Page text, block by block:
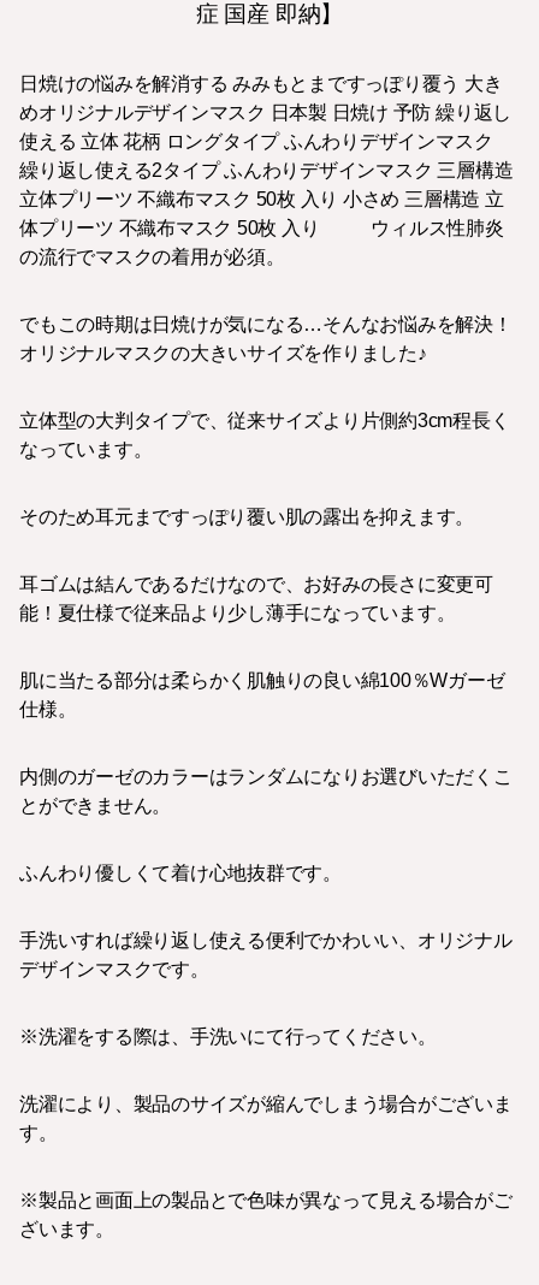
症 国産 即納】
日焼けの悩みを解消する みみもとまですっぽり覆う 大き
めオリジナルデザインマスク 日本製 日焼け 予防 繰り返し
使える 立体 花柄 ロングタイプ ふんわりデザインマスク
繰り返し使える2タイプ ふんわりデザインマスク 三層構造
立体プリーツ 不織布マスク 50枚 入り 小さめ 三層構造 立
体プリーツ 不織布マスク 50枚 入り ウィルス性肺炎
の流行でマスクの着用が必須。
でもこの時期は日焼けが気になる…そんなお悩みを解決！
オリジナルマスクの大きいサイズを作りました♪
立体型の大判タイプで、従来サイズより片側約3cm程長く
なっています。
そのため耳元まですっぽり覆い肌の露出を抑えます。
耳ゴムは結んであるだけなので、お好みの長さに変更可
能！夏仕様で従来品より少し薄手になっています。
肌に当たる部分は柔らかく肌触りの良い綿100％Wガーゼ
仕様。
内側のガーゼのカラーはランダムになりお選びいただくこ
とができません。
ふんわり優しくて着け心地抜群です。
手洗いすれば繰り返し使える便利でかわいい、オリジナル
デザインマスクです。
※洗濯をする際は、手洗いにて行ってください。
洗濯により、製品のサイズが縮んでしまう場合がございま
す。
※製品と画面上の製品とで色味が異なって見える場合がご
ざいます。